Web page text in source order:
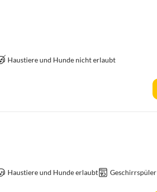
Haustiere und Hunde nicht erlaubt
Haustiere und Hunde erlaubt Geschirrspüler